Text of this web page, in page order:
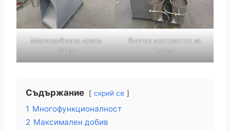
Маслодобивна преса
Taizy
Винтов екстрактор за
масло
Съдържание скрий се
1 Многофункционалност
2 Максимален добив